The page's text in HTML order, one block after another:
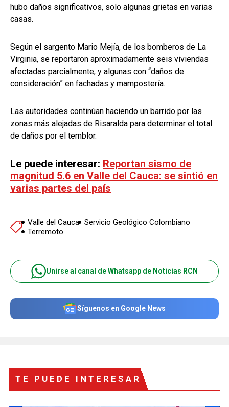
hubo daños significativos, solo algunas grietas en varias
casas.
Según el sargento Mario Mejía, de los bomberos de La
Virginia, se reportaron aproximadamente seis viviendas
afectadas parcialmente, y algunas con “daños de
consideración” en fachadas y mampostería.
Las autoridades continúan haciendo un barrido por las
zonas más alejadas de Risaralda para determinar el total
de daños por el temblor.
Le puede interesar: Reportan sismo de
magnitud 5.6 en Valle del Cauca: se sintió en
varias partes del país
Valle del Cauca Servicio Geológico Colombiano
Terremoto
Unirse al canal de Whatsapp de Noticias RCN
Síguenos en Google News
TE PUEDE INTERESAR